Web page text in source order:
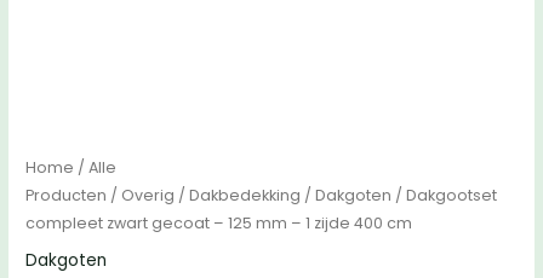
Home /Alle
Producten / Overig /Dakbedekking /Dakgoten / Dakgootset
compleet zwart gecoat – 125 mm – 1 zijde 400 cm
Dakgoten